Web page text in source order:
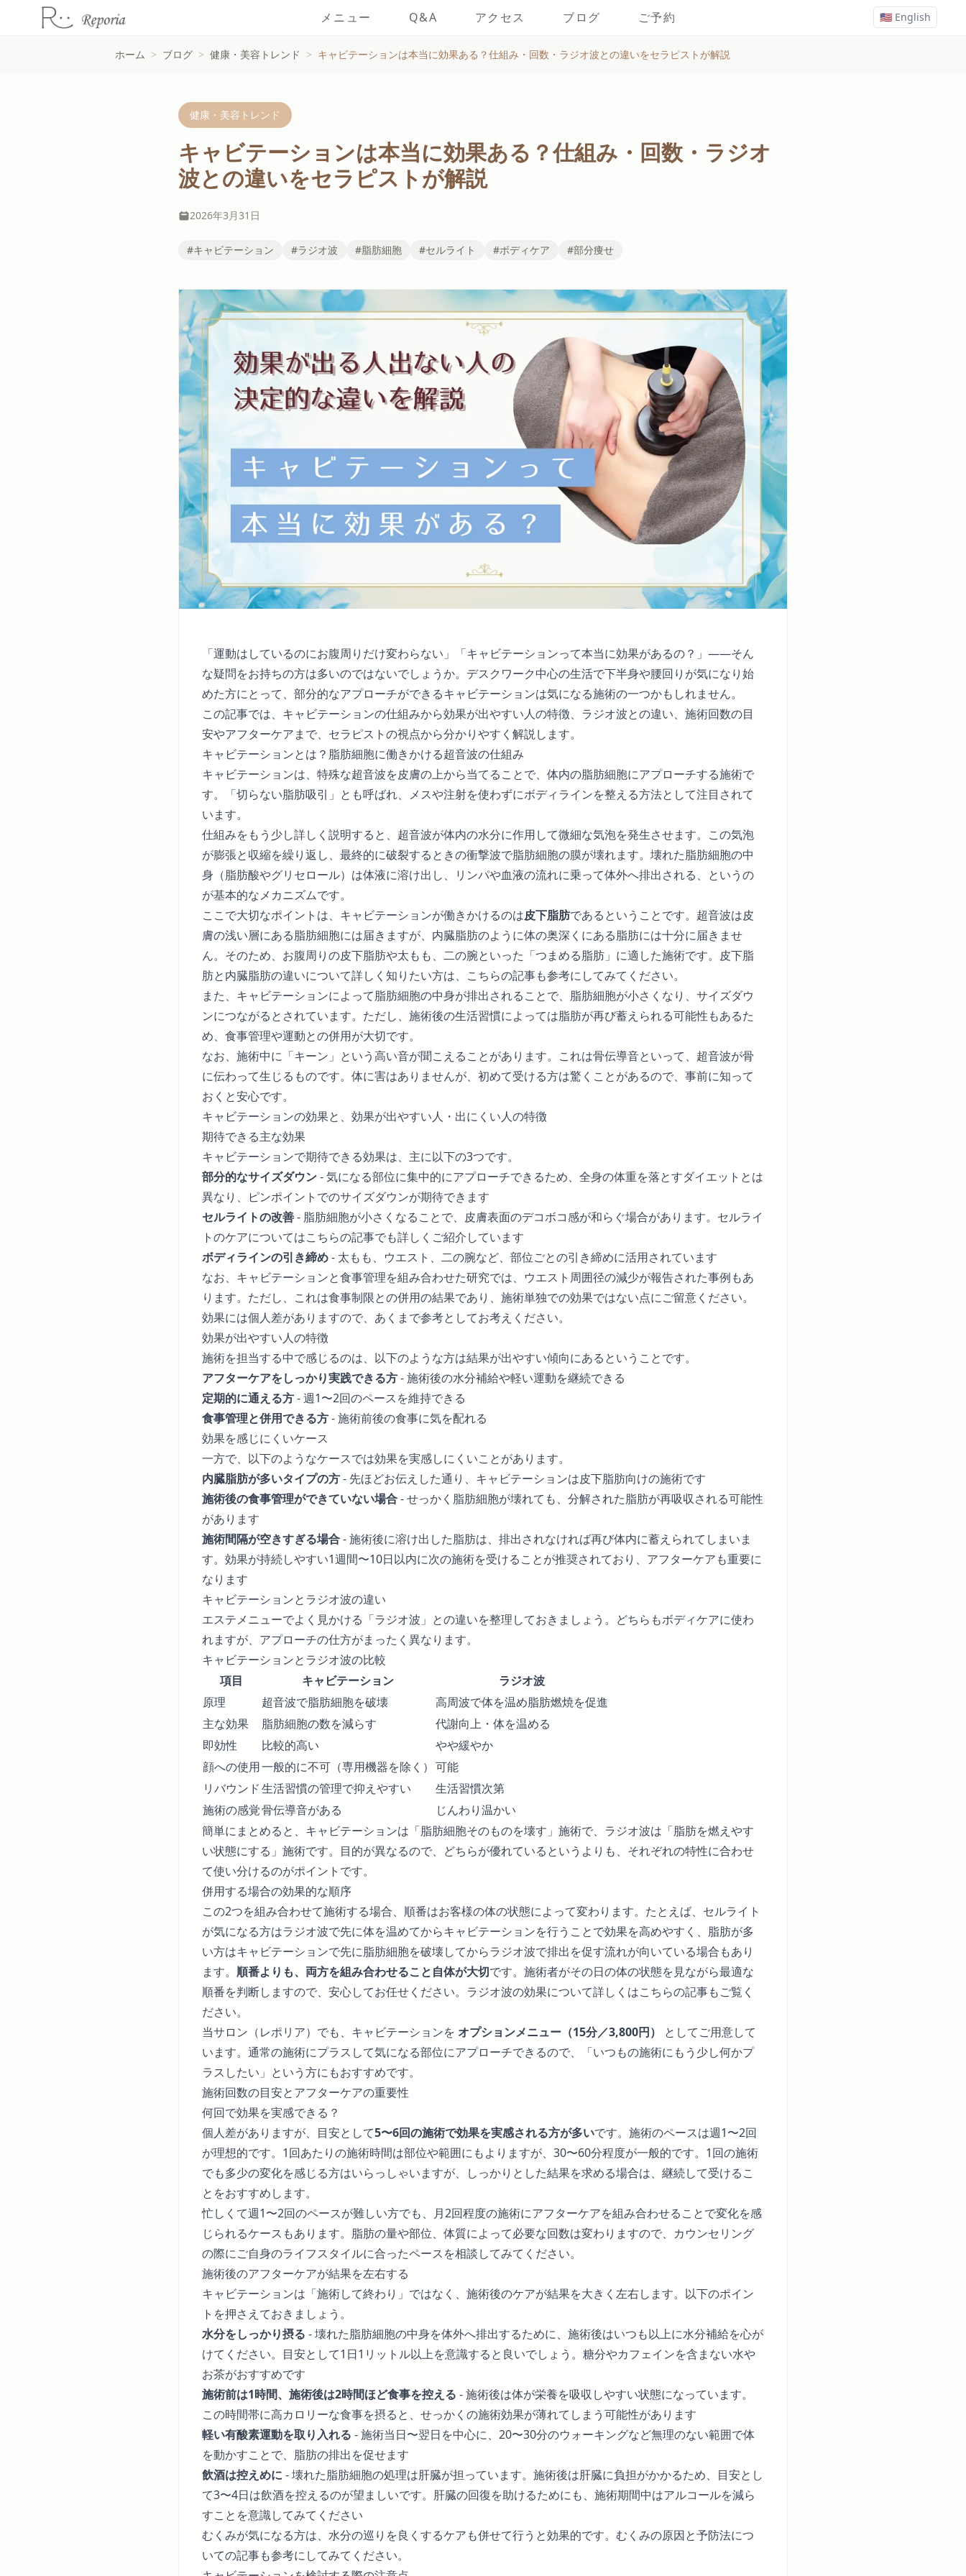
🇺🇸 English
メニュー Q&A アクセス ブログ ご予約
ホーム > ブログ > 健康・美容トレンド > キャビテーションは本当に効果ある？仕組み・回数・ラジオ波との違いをセラピストが解説
健康・美容トレンド
キャビテーションは本当に効果ある？仕組み・回数・ラジオ
波との違いをセラピストが解説
2026年3月31日
#キャビテーション #ラジオ波 #脂肪細胞 #セルライト #ボディケア #部分痩せ
「運動はしているのにお腹周りだけ変わらない」「キャビテーションって本当に効果があるの？」——そん
な疑問をお持ちの方は多いのではないでしょうか。デスクワーク中心の生活で下半身や腰回りが気になり始
めた方にとって、部分的なアプローチができるキャビテーションは気になる施術の一つかもしれません。
この記事では、キャビテーションの仕組みから効果が出やすい人の特徴、ラジオ波との違い、施術回数の目
安やアフターケアまで、セラピストの視点から分かりやすく解説します。
キャビテーションとは？脂肪細胞に働きかける超音波の仕組み
キャビテーションは、特殊な超音波を皮膚の上から当てることで、体内の脂肪細胞にアプローチする施術で
す。「切らない脂肪吸引」とも呼ばれ、メスや注射を使わずにボディラインを整える方法として注目されて
います。
仕組みをもう少し詳しく説明すると、超音波が体内の水分に作用して微細な気泡を発生させます。この気泡
が膨張と収縮を繰り返し、最終的に破裂するときの衝撃波で脂肪細胞の膜が壊れます。壊れた脂肪細胞の中
身（脂肪酸やグリセロール）は体液に溶け出し、リンパや血液の流れに乗って体外へ排出される、というの
が基本的なメカニズムです。
ここで大切なポイントは、キャビテーションが働きかけるのは皮下脂肪であるということです。超音波は皮
膚の浅い層にある脂肪細胞には届きますが、内臓脂肪のように体の奥深くにある脂肪には十分に届きませ
ん。そのため、お腹周りの皮下脂肪や太もも、二の腕といった「つまめる脂肪」に適した施術です。皮下脂
肪と内臓脂肪の違いについて詳しく知りたい方は、 こちらの記事も参考にしてみてください。
また、キャビテーションによって脂肪細胞の中身が排出されることで、脂肪細胞が小さくなり、サイズダウ
ンにつながるとされています。ただし、施術後の生活習慣によっては脂肪が再び蓄えられる可能性もあるた
め、食事管理や運動との併用が大切です。
なお、施術中に「キーン」という高い音が聞こえることがあります。これは骨伝導音といって、超音波が骨
に伝わって生じるものです。体に害はありませんが、初めて受ける方は驚くことがあるので、事前に知って
おくと安心です。
キャビテーションの効果と、効果が出やすい人・出にくい人の特徴
期待できる主な効果
キャビテーションで期待できる効果は、主に以下の3つです。
部分的なサイズダウン- 気になる部位に集中的にアプローチできるため、全身の体重を落とすダイエットとは
異なり、ピンポイントでのサイズダウンが期待できます
セルライトの改善- 脂肪細胞が小さくなることで、皮膚表面のデコボコ感が和らぐ場合があります。セルライ
トのケアについてはこちらの記事でも詳しくご紹介しています
ボディラインの引き締め- 太もも、ウエスト、二の腕など、部位ごとの引き締めに活用されています
なお、キャビテーションと食事管理を組み合わせた研究では、ウエスト周囲径の減少が報告された事例もあ
ります。ただし、これは食事制限との併用の結果であり、施術単独での効果ではない点にご留意ください。
効果には個人差がありますので、あくまで参考としてお考えください。
効果が出やすい人の特徴
施術を担当する中で感じるのは、以下のような方は結果が出やすい傾向にあるということです。
アフターケアをしっかり実践できる方- 施術後の水分補給や軽い運動を継続できる
定期的に通える方- 週1〜2回のペースを維持できる
食事管理と併用できる方- 施術前後の食事に気を配れる
効果を感じにくいケース
一方で、以下のようなケースでは効果を実感しにくいことがあります。
内臓脂肪が多いタイプの方- 先ほどお伝えした通り、キャビテーションは皮下脂肪向けの施術です
施術後の食事管理ができていない場合- せっかく脂肪細胞が壊れても、分解された脂肪が再吸収される可能性
があります
施術間隔が空きすぎる場合- 施術後に溶け出した脂肪は、排出されなければ再び体内に蓄えられてしまいま
す。効果が持続しやすい1週間〜10日以内に次の施術を受けることが推奨されており、アフターケアも重要に
なります
キャビテーションとラジオ波の違い
エステメニューでよく見かける「ラジオ波」との違いを整理しておきましょう。どちらもボディケアに使わ
れますが、アプローチの仕方がまったく異なります。
キャビテーションとラジオ波の比較
項目
キャビテーション
ラジオ波
原理
超音波で脂肪細胞を破壊
高周波で体を温め脂肪燃焼を促進
主な効果
脂肪細胞の数を減らす
代謝向上・体を温める
即効性
比較的高い
やや緩やか
顔への使用一般的に不可（専用機器を除く） 可能
リバウンド生活習慣の管理で抑えやすい
生活習慣次第
施術の感覚骨伝導音がある
じんわり温かい
簡単にまとめると、キャビテーションは「脂肪細胞そのものを壊す」施術で、ラジオ波は「脂肪を燃えやす
い状態にする」施術です。目的が異なるので、どちらが優れているというよりも、それぞれの特性に合わせ
て使い分けるのがポイントです。
併用する場合の効果的な順序
この2つを組み合わせて施術する場合、順番はお客様の体の状態によって変わります。たとえば、セルライト
が気になる方はラジオ波で先に体を温めてからキャビテーションを行うことで効果を高めやすく、脂肪が多
い方はキャビテーションで先に脂肪細胞を破壊してからラジオ波で排出を促す流れが向いている場合もあり
ます。 順番よりも、両方を組み合わせること自体が大切です。施術者がその日の体の状態を見ながら最適な
順番を判断しますので、安心してお任せください。ラジオ波の効果について詳しくはこちらの記事もご覧く
ださい。
当サロン（レポリア）でも、キャビテーションを オプションメニュー（15分／3,800円）
としてご用意して
います。通常の施術にプラスして気になる部位にアプローチできるので、「いつもの施術にもう少し何かプ
ラスしたい」という方にもおすすめです。
施術回数の目安とアフターケアの重要性
何回で効果を実感できる？
個人差がありますが、目安として5〜6回の施術で効果を実感される方が多いです。施術のペースは週1〜2回
が理想的です。1回あたりの施術時間は部位や範囲にもよりますが、30〜60分程度が一般的です。1回の施術
でも多少の変化を感じる方はいらっしゃいますが、しっかりとした結果を求める場合は、継続して受けるこ
とをおすすめします。
忙しくて週1〜2回のペースが難しい方でも、月2回程度の施術にアフターケアを組み合わせることで変化を感
じられるケースもあります。脂肪の量や部位、体質によって必要な回数は変わりますので、カウンセリング
の際にご自身のライフスタイルに合ったペースを相談してみてください。
施術後のアフターケアが結果を左右する
キャビテーションは「施術して終わり」ではなく、施術後のケアが結果を大きく左右します。以下のポイン
トを押さえておきましょう。
水分をしっかり摂る - 壊れた脂肪細胞の中身を体外へ排出するために、施術後はいつも以上に水分補給を心が
けてください。目安として1日1リットル以上を意識すると良いでしょう。糖分やカフェインを含まない水や
お茶がおすすめです
施術前は1時間、施術後は2時間ほど食事を控える - 施術後は体が栄養を吸収しやすい状態になっています。
この時間帯に高カロリーな食事を摂ると、せっかくの施術効果が薄れてしまう可能性があります
軽い有酸素運動を取り入れる - 施術当日〜翌日を中心に、20〜30分のウォーキングなど無理のない範囲で体
を動かすことで、脂肪の排出を促せます
飲酒は控えめに - 壊れた脂肪細胞の処理は肝臓が担っています。施術後は肝臓に負担がかかるため、目安とし
て3〜4日は飲酒を控えるのが望ましいです。肝臓の回復を助けるためにも、施術期間中はアルコールを減ら
すことを意識してみてください
むくみが気になる方は、水分の巡りを良くするケアも併せて行うと効果的です。 むくみの原因と予防法につ
いての記事も参考にしてみてください。